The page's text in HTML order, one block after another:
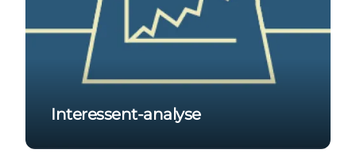
Interessent-analyse